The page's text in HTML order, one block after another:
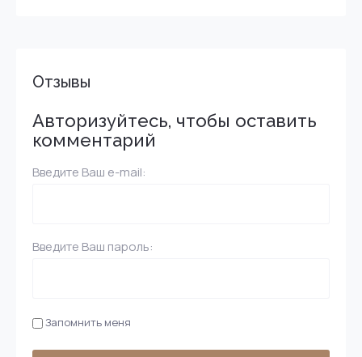
Отзывы
Авторизуйтесь, чтобы оставить
комментарий
Введите Ваш e-mail:
Введите Ваш пароль:
Запомнить меня